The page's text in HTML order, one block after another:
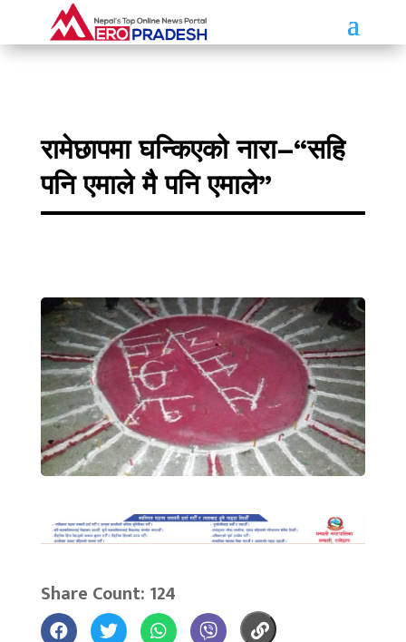
रामेछापमा घन्किएको नारा–“सहि
पनि एमाले मै पनि एमाले”
Share Count: 124